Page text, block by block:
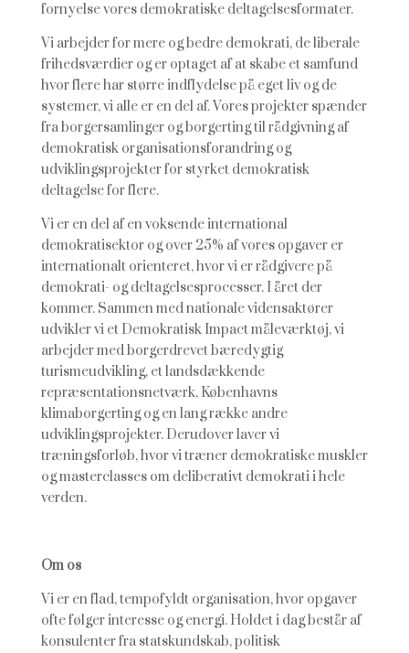
fornyelse vores demokratiske deltagelsesformater.
Vi arbejder for mere og bedre demokrati, de liberale
frihedsværdier og er optaget af at skabe et samfund
hvor flere har større indflydelse på eget liv og de
systemer, vi alle er en del af. Vores projekter spænder
fra borgersamlinger og borgerting til rådgivning af
demokratisk organisationsforandring og
udviklingsprojekter for styrket demokratisk
deltagelse for flere.
Vi er en del af en voksende international
demokratisektor og over 25% af vores opgaver er
internationalt orienteret, hvor vi er rådgivere på
demokrati- og deltagelsesprocesser. I året der
kommer. Sammen med nationale vidensaktører
udvikler vi et Demokratisk Impact måleværktøj, vi
arbejder med borgerdrevet bæredygtig
turismeudvikling, et landsdækkende
repræsentationsnetværk, Københavns
klimaborgerting og en lang række andre
udviklingsprojekter. Derudover laver vi
træningsforløb, hvor vi træner demokratiske muskler
og masterclasses om deliberativt demokrati i hele
verden.
Om os
Vi er en flad, tempofyldt organisation, hvor opgaver
ofte følger interesse og energi. Holdet i dag består af
konsulenter fra statskundskab, politisk